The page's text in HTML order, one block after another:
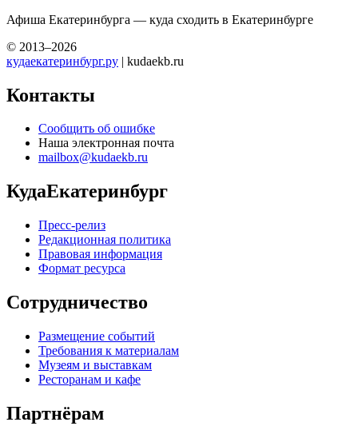
Афиша Екатеринбурга — куда сходить в Екатеринбурге
© 2013–2026
кудаекатеринбург.ру | kudaekb.ru
Контакты
Сообщить об ошибке
Наша электронная почта
mailbox@kudaekb.ru
КудаЕкатеринбург
Пресс-релиз
Редакционная политика
Правовая информация
Формат ресурса
Сотрудничество
Размещение событий
Требования к материалам
Музеям и выставкам
Ресторанам и кафе
Партнёрам